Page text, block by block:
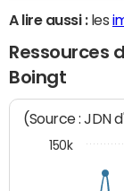
A lire aussi :les
Ressources
Boingt
(Source : JDN
150k